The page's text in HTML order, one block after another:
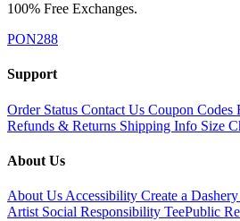
100% Free Exchanges.
PON288
Support
Order Status Contact Us Coupon Codes
Refunds & Returns Shipping Info Size
About Us
About Us Accessibility Create a
Artist Social Responsibility TeePublic